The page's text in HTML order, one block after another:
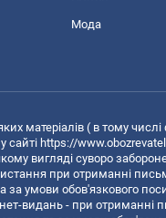
Мода
матеріалів ( в тому числі
сайті https://
вигляді суворо
при отриманні
за умови обов'язкового
видань - при отриманні